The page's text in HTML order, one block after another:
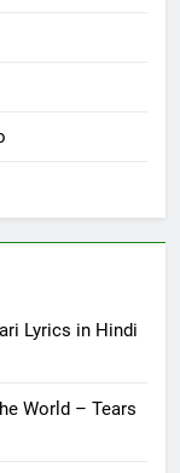
Lyrics in Hindi
World – Tears